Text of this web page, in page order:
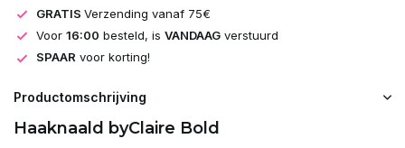
GRATIS Verzending vanaf 75€
Voor 16:00 besteld, is VANDAAG verstuurd
SPAAR voor korting!
Productomschrijving
Haaknaald byClaire Bold